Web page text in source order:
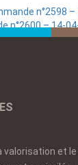
n°2598 –
n°2600 – 14-
valorisation et